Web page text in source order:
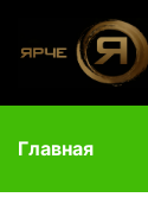
Главная